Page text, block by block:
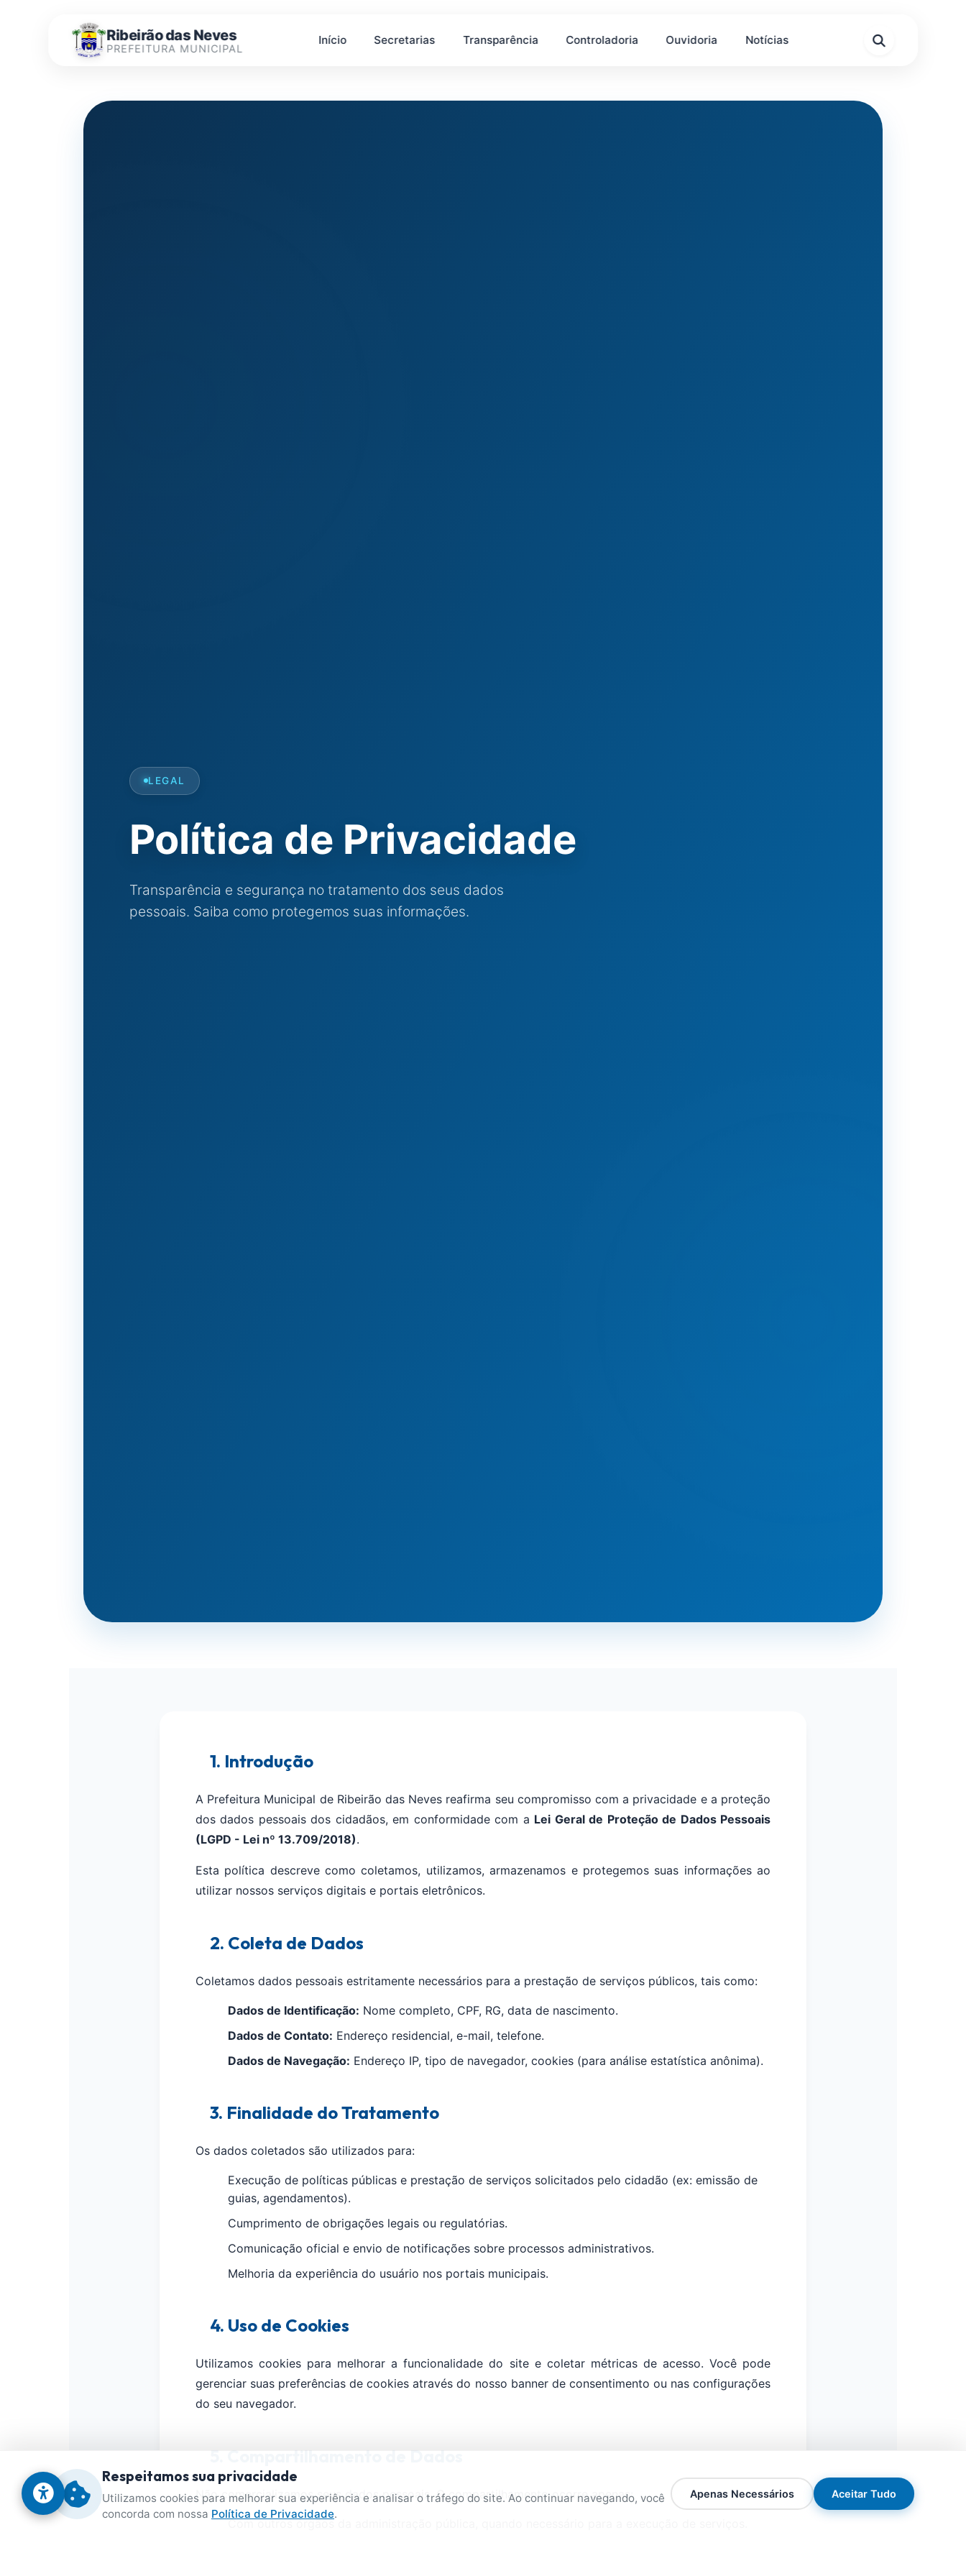
Ribeirão das Neves
PREFEITURA MUNICIPAL
Início Secretarias Transparência Controladoria Ouvidoria Notícias
LEGAL
Política de Privacidade
Transparência e segurança no tratamento dos seus dados
pessoais. Saiba como protegemos suas informações.
1. Introdução
A Prefeitura Municipal de Ribeirão das Neves reafirma seu compromisso com a privacidade e a proteção
dos dados pessoais dos cidadãos, em conformidade com a Lei Geral de Proteção de Dados Pessoais
(LGPD - Lei nº 13.709/2018).
Esta política descreve como coletamos, utilizamos, armazenamos e protegemos suas informações ao
utilizar nossos serviços digitais e portais eletrônicos.
2. Coleta de Dados
Coletamos dados pessoais estritamente necessários para a prestação de serviços públicos, tais como:
Dados de Identificação: Nome completo, CPF, RG, data de nascimento.
Dados de Contato: Endereço residencial, e-mail, telefone.
Dados de Navegação: Endereço IP, tipo de navegador, cookies (para análise estatística anônima).
3. Finalidade do Tratamento
Os dados coletados são utilizados para:
Execução de políticas públicas e prestação de serviços solicitados pelo cidadão (ex: emissão de
guias, agendamentos).
Cumprimento de obrigações legais ou regulatórias.
Comunicação oficial e envio de notificações sobre processos administrativos.
Melhoria da experiência do usuário nos portais municipais.
4. Uso de Cookies
Utilizamos cookies para melhorar a funcionalidade do site e coletar métricas de acesso. Você pode
gerenciar suas preferências de cookies através do nosso banner de consentimento ou nas configurações
do seu navegador.
5. Compartilhamento de Dados
Não comercializamos seus dados pessoais. O compartilhamento ocorre apenas:
Com outros órgãos da administração pública, quando necessário para a execução de serviços.
Respeitamos sua privacidade
Utilizamos cookies para melhorar sua experiência e analisar o tráfego do site. Ao continuar navegando, você
concorda com nossa Política de Privacidade.
Apenas Necessários Aceitar Tudo